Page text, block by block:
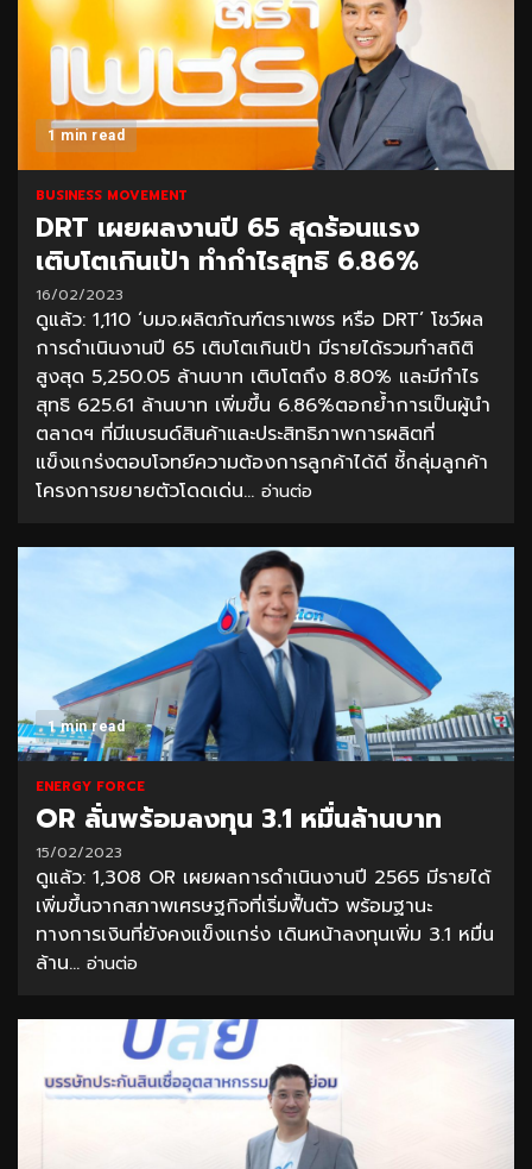
1 min read
BUSINESS MOVEMENT
DRT เผยผลงานปี 65 สุดร้อนแรง
เติบโตเกินเป้า ทำกำไรสุทธิ 6.86%
16/02/2023
ดูแล้ว: 1,110 ‘บมจ.ผลิตภัณฑ์ตราเพชร หรือ DRT’ โชว์ผล
การดำเนินงานปี 65 เติบโตเกินเป้า มีรายได้รวมทำสถิติ
สูงสุด 5,250.05 ล้านบาท เติบโตถึง 8.80% และมีกำไร
สุทธิ 625.61 ล้านบาท เพิ่มขึ้น 6.86%ตอกย้ำการเป็นผู้นำ
ตลาดฯ ที่มีแบรนด์สินค้าและประสิทธิภาพการผลิตที่
แข็งแกร่งตอบโจทย์ความต้องการลูกค้าได้ดี ชี้กลุ่มลูกค้า
โครงการขยายตัวโดดเด่น... อ่านต่อ
1 min read
ENERGY FORCE
OR ลั่นพร้อมลงทุน 3.1 หมื่นล้านบาท
15/02/2023
ดูแล้ว: 1,308 OR เผยผลการดำเนินงานปี 2565 มีรายได้
เพิ่มขึ้นจากสภาพเศรษฐกิจที่เริ่มฟื้นตัว พร้อมฐานะ
ทางการเงินที่ยังคงแข็งแกร่ง เดินหน้าลงทุนเพิ่ม 3.1 หมื่น
ล้าน... อ่านต่อ